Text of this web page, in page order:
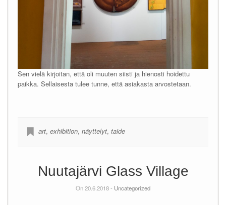
Sen vielä kirjoitan, että oli muuten siisti ja hienosti hoidettu
paikka. Sellaisesta tulee tunne, että asiakasta arvostetaan.
art, exhibition, näyttelyt, taide
Nuutajärvi Glass Village
On 20.6.2018 - Uncategorized